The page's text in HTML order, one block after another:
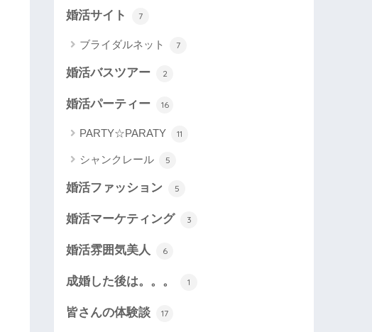
婚活サイト 7
ブライダルネット 7
婚活バスツアー 2
婚活パーティー 16
PARTY☆PARATY 11
シャンクレール 5
婚活ファッション 5
婚活マーケティング 3
婚活雰囲気美人 6
成婚した後は。。。 1
皆さんの体験談 17